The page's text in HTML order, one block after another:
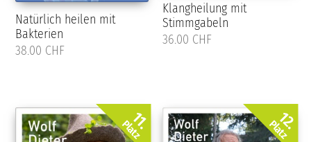
Natürlich heilen mit
Bakterien
38.00 CHF
Klangheilung mit
Stimmgabeln
36.00 CHF
11.
Platz 12.
Platz